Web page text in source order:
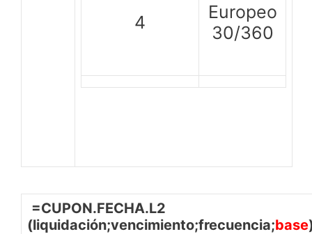
4
Europeo
30/360
=CUPON.FECHA.L2
(liquidación;vencimiento;frecuencia;base